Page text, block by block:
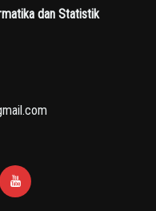
dan Statistik